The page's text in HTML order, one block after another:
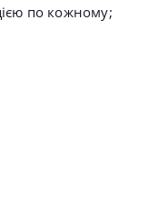
по кожному;